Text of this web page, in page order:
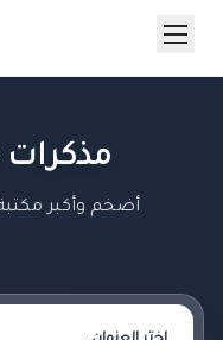
مذكرات
أضخم وأكبر